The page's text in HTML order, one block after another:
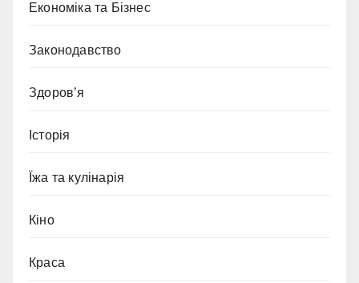
Економіка та Бізнес
Законодавство
Здоров’я
Історія
Їжа та кулінарія
Кіно
Краса